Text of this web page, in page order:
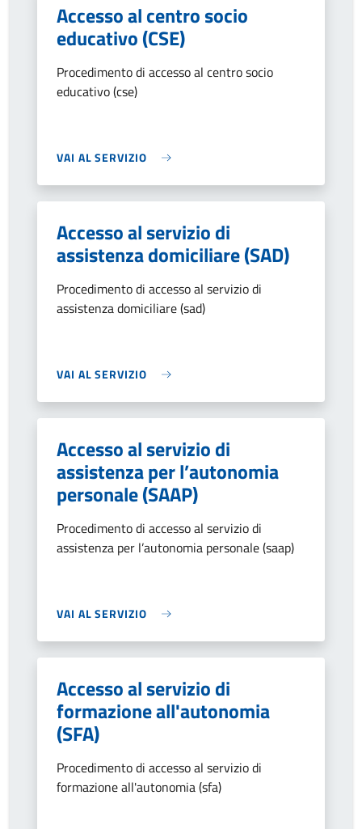
Accesso al centro socio
educativo (CSE)
Procedimento di accesso al centro socio
educativo (cse)
VAI AL SERVIZIO
Accesso al servizio di
assistenza domiciliare (SAD)
Procedimento di accesso al servizio di
assistenza domiciliare (sad)
VAI AL SERVIZIO
Accesso al servizio di
assistenza per l’autonomia
personale (SAAP)
Procedimento di accesso al servizio di
assistenza per l’autonomia personale (saap)
VAI AL SERVIZIO
Accesso al servizio di
formazione all'autonomia
(SFA)
Procedimento di accesso al servizio di
formazione all'autonomia (sfa)